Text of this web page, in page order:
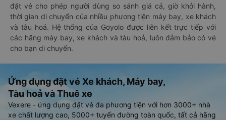
đặt vé cho phép người dùng so sánh giá cả, giờ khởi hành,
thời gian di chuyển của nhiều phương tiện máy bay, xe khách
và tàu hoả. Hệ thống của Goyolo được liên kết trực tiếp với
các hãng máy bay, xe khách và tàu hoả, luôn đảm bảo có vé
cho bạn di chuyển.
Ứng dụng đặt vé Xe khách, Máy bay,
Tàu hoả và Thuê xe
Vexere - ứng dụng đặt vé đa phương tiện với hơn 3000+ nhà
xe chất lượng cao, 5000+ tuyến đường toàn quốc, tất cả hãng